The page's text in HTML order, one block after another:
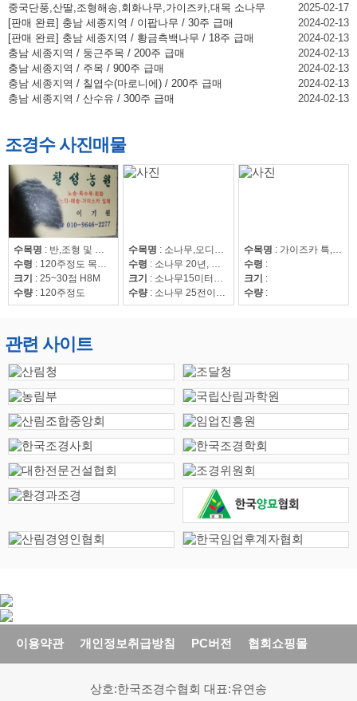
중국단풍,산딸,조형해송,회화나무,가이즈카,대목 소나무
2025-02-17
[판매 완료] 충남 세종지역 / 이팝나무 / 30주 급매
2024-02-13
[판매 완료] 충남 세종지역 / 황금측백나무 / 18주 급매
2024-02-13
충남 세종지역 / 둥근주목 / 200주 급매
2024-02-13
충남 세종지역 / 주목 / 900주 급매
2024-02-13
충남 세종지역 / 칠엽수(마로니에) / 200주 급매
2024-02-13
충남 세종지역 / 산수유 / 300주 급매
2024-02-13
조경수 사진매물
수목명 : 반,조형 및 자연송
수령 : 120주정도 목대 50만
크기
: 25~30점 H8M
수량 : 120주정도
수목명 : 소나무,오디뽕나무
수령 : 소나무 20년, 오디뽕나무7년
크기
: 소나무15미터이상
수량 : 소나무 25전이상85수, 25전이하220수, 뽕나무 42수
수목명 : 가이즈카 특,회화15~30,조형해송,중국단풍 특 20점,해송8~20,느티나무20~50,회화15~30
수령 :
크기
:
수량 :
관련 사이트
이용약관 개인정보취급방침 PC버전 협회쇼핑몰
상호:한국조경수협회 대표:유연송